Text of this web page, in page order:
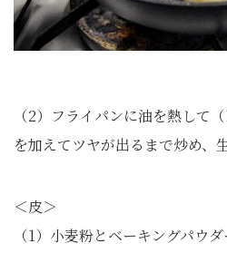
（2）フライパンに油を熱して
を加えてツヤが出るまで炒め、
＜皮＞
（1）小麦粉とベーキングパウ